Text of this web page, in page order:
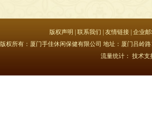
版权声明 联系我们 友情链接 企业
版权所有：厦门手佳休闲保健有限公司 地址：厦门吕岭
流量统计：技术